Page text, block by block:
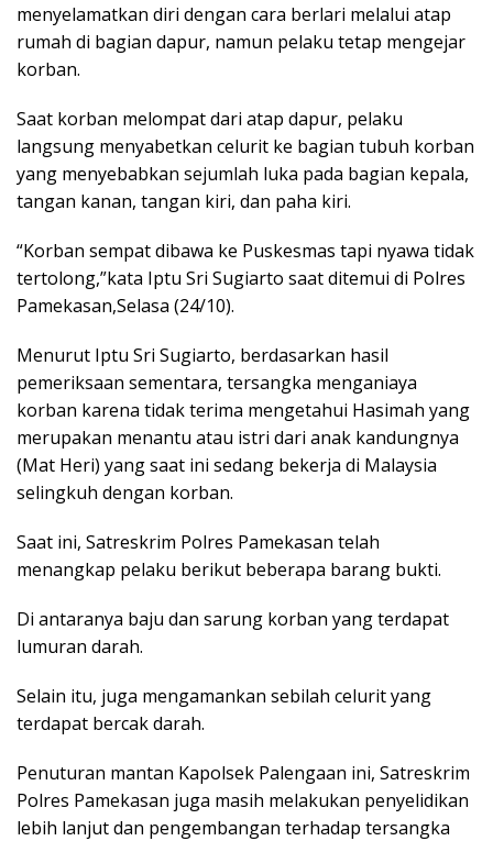
menyelamatkan diri dengan cara berlari melalui atap
rumah di bagian dapur, namun pelaku tetap mengejar
korban.
Saat korban melompat dari atap dapur, pelaku
langsung menyabetkan celurit ke bagian tubuh korban
yang menyebabkan sejumlah luka pada bagian kepala,
tangan kanan, tangan kiri, dan paha kiri.
“Korban sempat dibawa ke Puskesmas tapi nyawa tidak
tertolong,”kata Iptu Sri Sugiarto saat ditemui di Polres
Pamekasan,Selasa (24/10).
Menurut Iptu Sri Sugiarto, berdasarkan hasil
pemeriksaan sementara, tersangka menganiaya
korban karena tidak terima mengetahui Hasimah yang
merupakan menantu atau istri dari anak kandungnya
(Mat Heri) yang saat ini sedang bekerja di Malaysia
selingkuh dengan korban.
Saat ini, Satreskrim Polres Pamekasan telah
menangkap pelaku berikut beberapa barang bukti.
Di antaranya baju dan sarung korban yang terdapat
lumuran darah.
Selain itu, juga mengamankan sebilah celurit yang
terdapat bercak darah.
Penuturan mantan Kapolsek Palengaan ini, Satreskrim
Polres Pamekasan juga masih melakukan penyelidikan
lebih lanjut dan pengembangan terhadap tersangka